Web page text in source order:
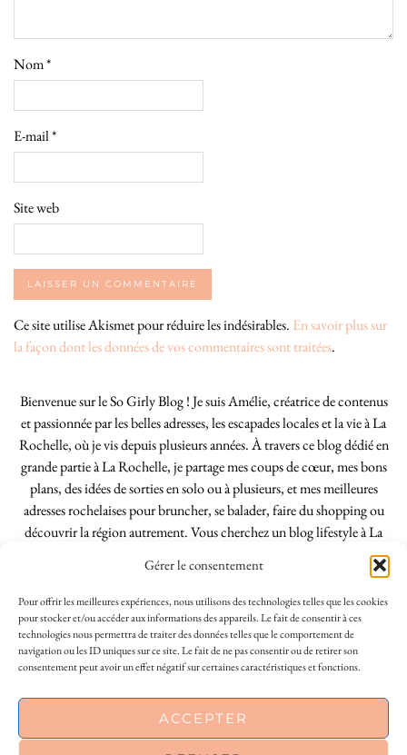
This site uses cookies to deliver its services
Gérer le consentement
Pour offrir les meilleures expériences, nous utilisons des technologies telles que les cookies
pour stocker et/ou accéder aux informations des appareils. Le fait de consentir à ces
technologies nous permettra de traiter des données telles que le comportement de
navigation ou les ID uniques sur ce site. Le fait de ne pas consentir ou de retirer son
consentement peut avoir un effet négatif sur certaines caractéristiques et fonctions.
ACCEPTER
Nom*
E-mail*
Site web
Ce site utilise Akismet pour réduire les indésirables. En savoir plus sur
la façon dont les données de vos commentaires sont traitées.
Bienvenue sur le So Girly Blog ! Je suis Amélie, créatrice de contenus
et passionnée par les belles adresses, les escapades locales et la vie à La
Rochelle, où je vis depuis plusieurs années. À travers ce blog dédié en
grande partie à La Rochelle, je partage mes coups de cœur, mes bons
plans, des idées de sorties en solo ou à plusieurs, et mes meilleures
adresses rochelaises pour bruncher, se balader, faire du shopping ou
découvrir la région autrement. Vous cherchez un blog lifestyle à La
Rochelle, tenu par une locale ? Vous êtes au bon endroit. Que vous
soyez Rochelais·e ou de passage dans notre belle ville, j’espère que mes
articles vous aideront à profiter de La Rochelle comme un·e vrai·e
initié·e. !
FACEBOOK | 18200